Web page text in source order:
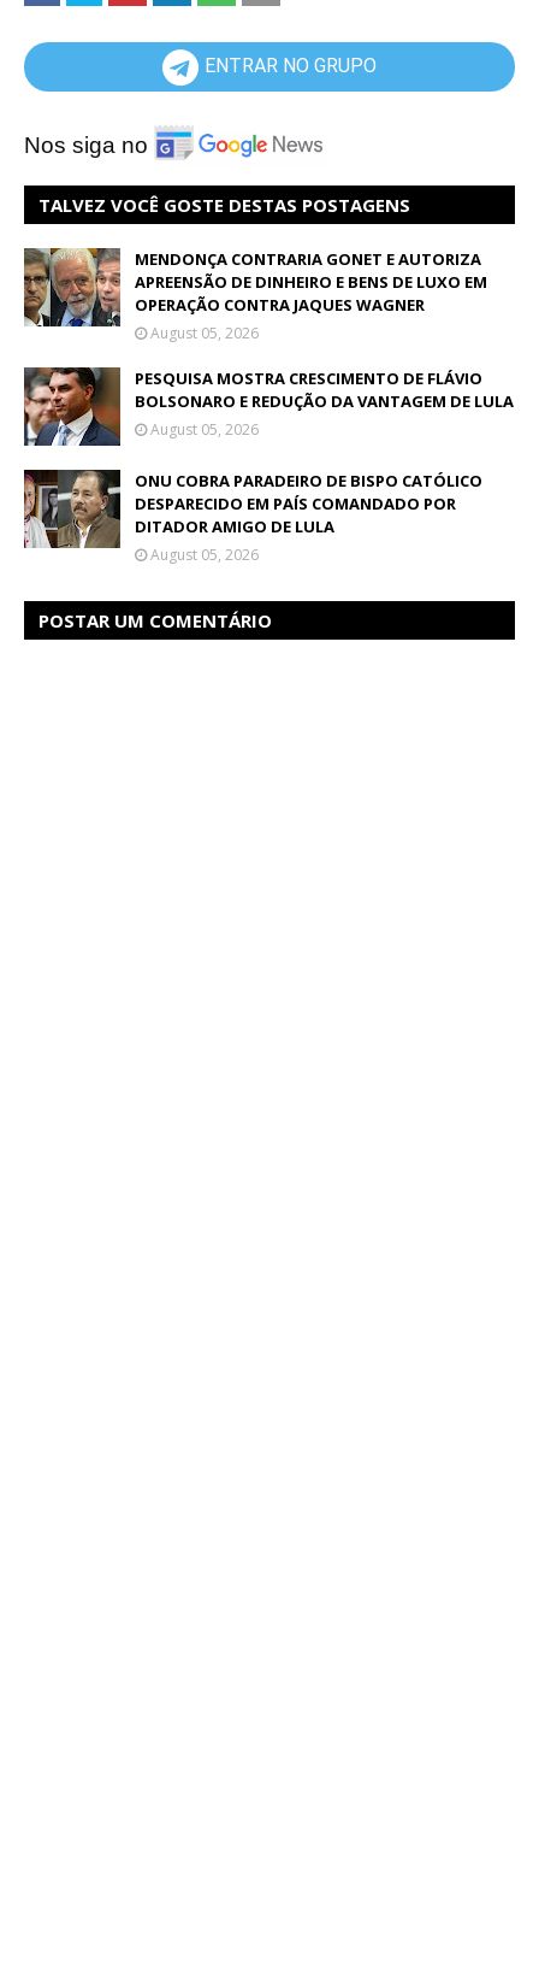
ENTRAR NO GRUPO
Nos siga no
TALVEZ VOCÊ GOSTE DESTAS POSTAGENS
MENDONÇA CONTRARIA GONET E AUTORIZA
APREENSÃO DE DINHEIRO E BENS DE LUXO EM
OPERAÇÃO CONTRA JAQUES WAGNER
August 05, 2026
PESQUISA MOSTRA CRESCIMENTO DE FLÁVIO
BOLSONARO E REDUÇÃO DA VANTAGEM DE LULA
August 05, 2026
ONU COBRA PARADEIRO DE BISPO CATÓLICO
DESPARECIDO EM PAÍS COMANDADO POR
DITADOR AMIGO DE LULA
August 05, 2026
POSTAR UM COMENTÁRIO